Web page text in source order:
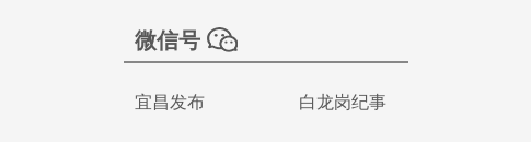
微信号
宜昌发布 白龙岗纪事